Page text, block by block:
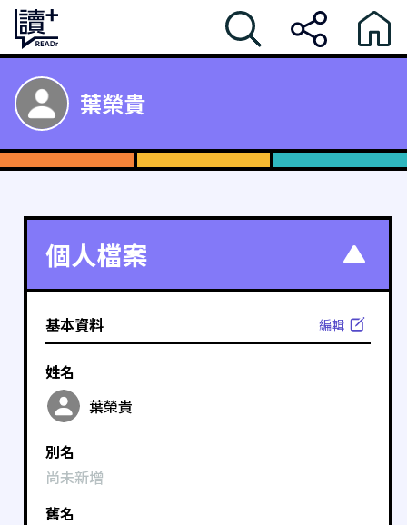
葉榮貴
個人檔案
基本資料 編輯
姓名
葉榮貴
別名
尚未新增
舊名